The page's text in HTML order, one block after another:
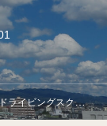
安全運転管理者会連合会から顕彰されました。